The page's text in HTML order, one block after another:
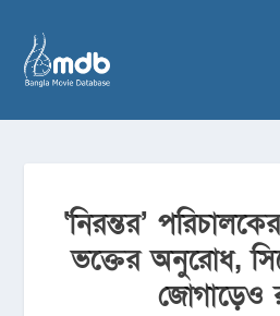
‘নিরন্তর’
ভক্তের অনুরোধ,
জোগাড়েও